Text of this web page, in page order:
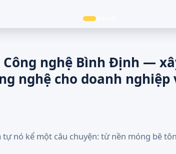
nghệ Bình Định —
nghệ cho doanh nghiệp
nó kể một câu chuyện: từ nền móng bê